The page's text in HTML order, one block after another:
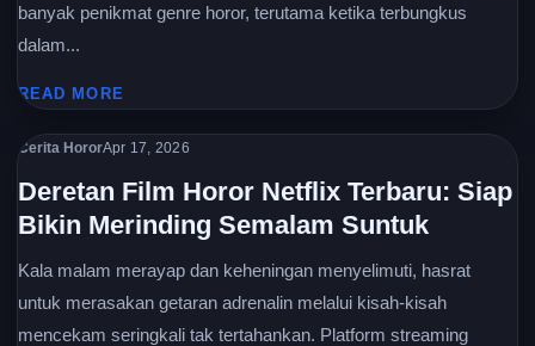
banyak penikmat genre horor, terutama ketika terbungkus
dalam...
READ MORE
Cerita HororApr 17, 2026
Deretan Film Horor Netflix Terbaru: Siap
Bikin Merinding Semalam Suntuk
Kala malam merayap dan keheningan menyelimuti, hasrat
untuk merasakan getaran adrenalin melalui kisah-kisah
mencekam seringkali tak tertahankan. Platform streaming